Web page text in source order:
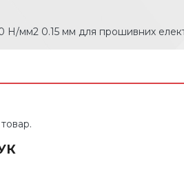
Н/мм2 0.15 мм для прошивних